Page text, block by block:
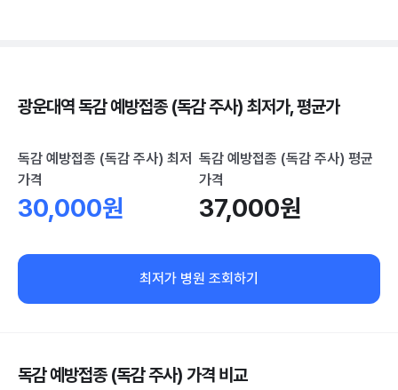
광운대역 독감 예방접종 (독감 주사) 최저가, 평균가
독감 예방접종 (독감 주사) 최저
가격
30,000원
독감 예방접종 (독감 주사) 평균
가격
37,000원
최저가 병원 조회하기
독감 예방접종 (독감 주사) 가격 비교